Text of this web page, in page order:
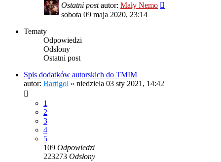
Ostatni postautor: Mały Nemo
sobota 09 maja 2020, 23:14
Tematy
Odpowiedzi
Odsłony
Ostatni post
Spis dodatków autorskich do TMIM
autor: Bartigol » niedziela 03 sty 2021, 14:42
1
2
3
4
5
109 Odpowiedzi
223273 Odsłony